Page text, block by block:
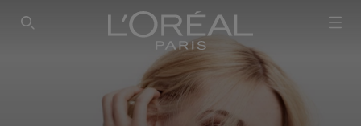
SEARCH THIS SITE